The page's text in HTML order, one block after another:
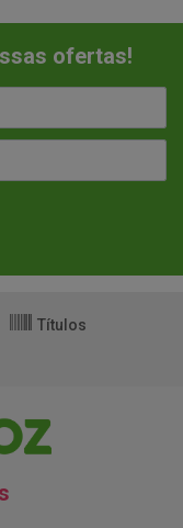
ofertas!
Títulos